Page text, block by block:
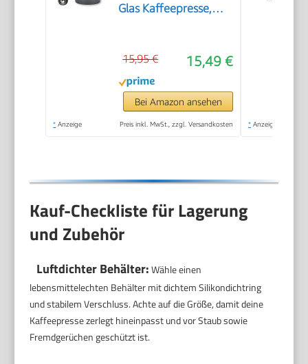
Glas Kaffeepresse,
Camping inkl.
Untersetzer, Löffel,
Ersatzfilter (Schwarz,
350ml (2 Tassen)
15,49 €
15,95 €
Bei Amazon ansehen
* Anzeige Preis inkl. MwSt., zzgl. Versandkosten * Anzeige
Kauf-Checkliste für Lagerung
und Zubehör
Luftdichter Behälter:Wähle einen
lebensmittelechten Behälter mit dichtem Silikondichtring
und stabilem Verschluss. Achte auf die Größe, damit deine
Kaffeepresse zerlegt hineinpasst und vor Staub sowie
Fremdgerüchen geschützt ist.